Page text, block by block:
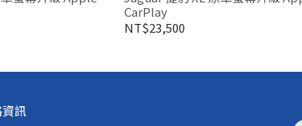
CarPlay
NT$23,500
訊